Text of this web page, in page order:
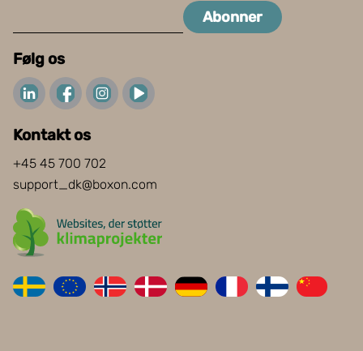
Abonner
Følg os
Kontakt os
+45 45 700 702
support_dk@boxon.com